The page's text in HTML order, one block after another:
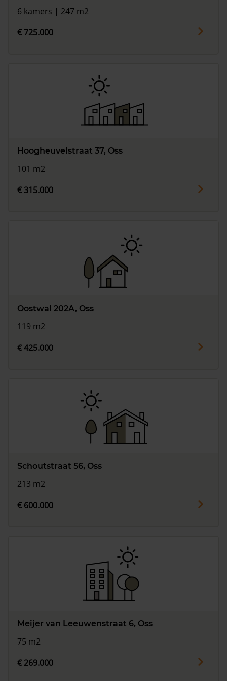
6 kamers | 247 m2
€ 725.000
Hoogheuvelstraat 37, Oss
101 m2
€ 315.000
Oostwal 202A, Oss
119 m2
€ 425.000
Schoutstraat 56, Oss
213 m2
€ 600.000
Meijer van Leeuwenstraat 6, Oss
75 m2
€ 269.000